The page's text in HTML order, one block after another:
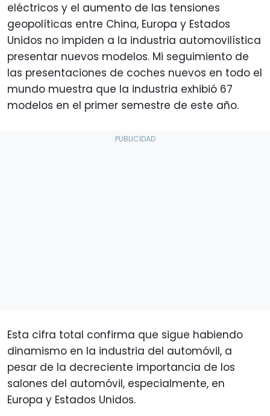
eléctricos y el aumento de las tensiones
geopolíticas entre China, Europa y Estados
Unidos no impiden a la industria automovilística
presentar nuevos modelos. Mi seguimiento de
las presentaciones de coches nuevos en todo el
mundo muestra que la industria exhibió 67
modelos en el primer semestre de este año.
Esta cifra total confirma que sigue habiendo
dinamismo en la industria del automóvil, a
pesar de la decreciente importancia de los
salones del automóvil, especialmente, en
Europa y Estados Unidos.